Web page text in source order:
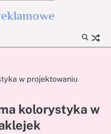
w projektowaniu
kolorystyka w